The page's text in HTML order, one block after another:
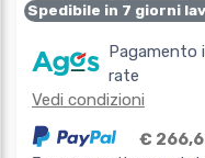
Spedibile in 7 giorni
Pagamento
rate
Vedi condizioni
€